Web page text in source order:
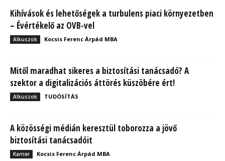
Kihívások és lehetőségek a turbulens piaci környezetben
– Évértékelő az OVB-vel
Alkuszok Kocsis Ferenc Árpád MBA
Mitől maradhat sikeres a biztosítási tanácsadó? A
szektor a digitalizációs áttörés küszöbére ért!
Alkuszok TUDÓSÍTÁS
A közösségi médián keresztül toborozza a jövő
biztosítási tanácsadóit
Karrier Kocsis Ferenc Árpád MBA